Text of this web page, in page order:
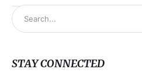
STAY CONNECTED